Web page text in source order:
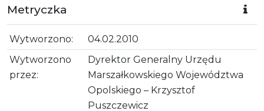
Metryczka
Wytworzono:
04.02.2010
Wytworzono
przez:
Dyrektor Generalny Urzędu
Marszałkowskiego Województwa
Opolskiego – Krzysztof
Puszczewicz